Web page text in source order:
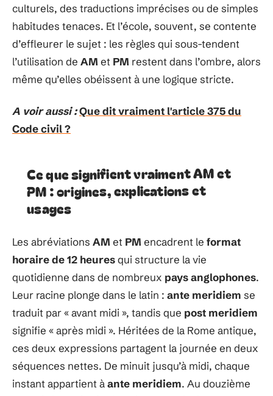
culturels, des traductions imprécises ou de simples
habitudes tenaces. Et l’école, souvent, se contente
d’effleurer le sujet : les règles qui sous-tendent
l’utilisation de AM et PM restent dans l’ombre, alors
même qu’elles obéissent à une logique stricte.
A voir aussi :Que dit vraiment l'article 375 du
Code civil ?
Ce que signifient vraiment AM et
PM : origines, explications et
usages
Les abréviations AM et PM encadrent le format
horaire de 12 heuresqui structure la vie
quotidienne dans de nombreux pays anglophones.
Leur racine plonge dans le latin : ante meridiem se
traduit par « avant midi », tandis que post meridiem
signifie « après midi ». Héritées de la Rome antique,
ces deux expressions partagent la journée en deux
séquences nettes. De minuit jusqu’à midi, chaque
instant appartient àante meridiem. Au douzième